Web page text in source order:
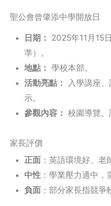
聖公會曾肇添中學開放日
日期：
2025年11月15
準）。
地點： 學校本部。
活動亮點：
入學講座
示。
參觀內容： 校園導覽、
家長評價
正面 ：英語環境好、老
中性 ：學業壓力適中，
負面 ：部分家長指競爭